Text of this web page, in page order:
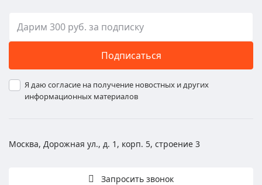
Подписаться
Я даю согласие на получение новостных и других
информационных материалов
Москва, Дорожная ул., д. 1, корп. 5, строение 3
Запросить звонок